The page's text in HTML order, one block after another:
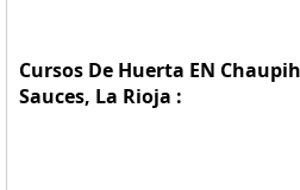
Cursos De Huerta EN
Sauces, La Rioja :